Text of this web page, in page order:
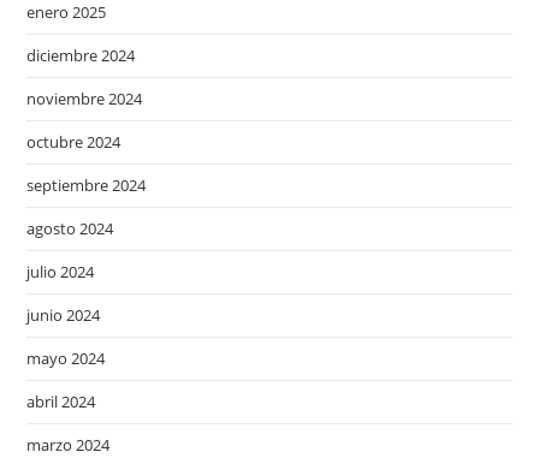
enero 2025
diciembre 2024
noviembre 2024
octubre 2024
septiembre 2024
agosto 2024
julio 2024
junio 2024
mayo 2024
abril 2024
marzo 2024